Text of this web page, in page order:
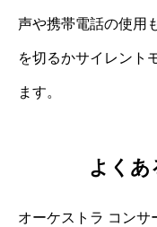
声や携帯電話の使用
を切るかサイレント
ます。
よくあ
オーケストラ コンサ